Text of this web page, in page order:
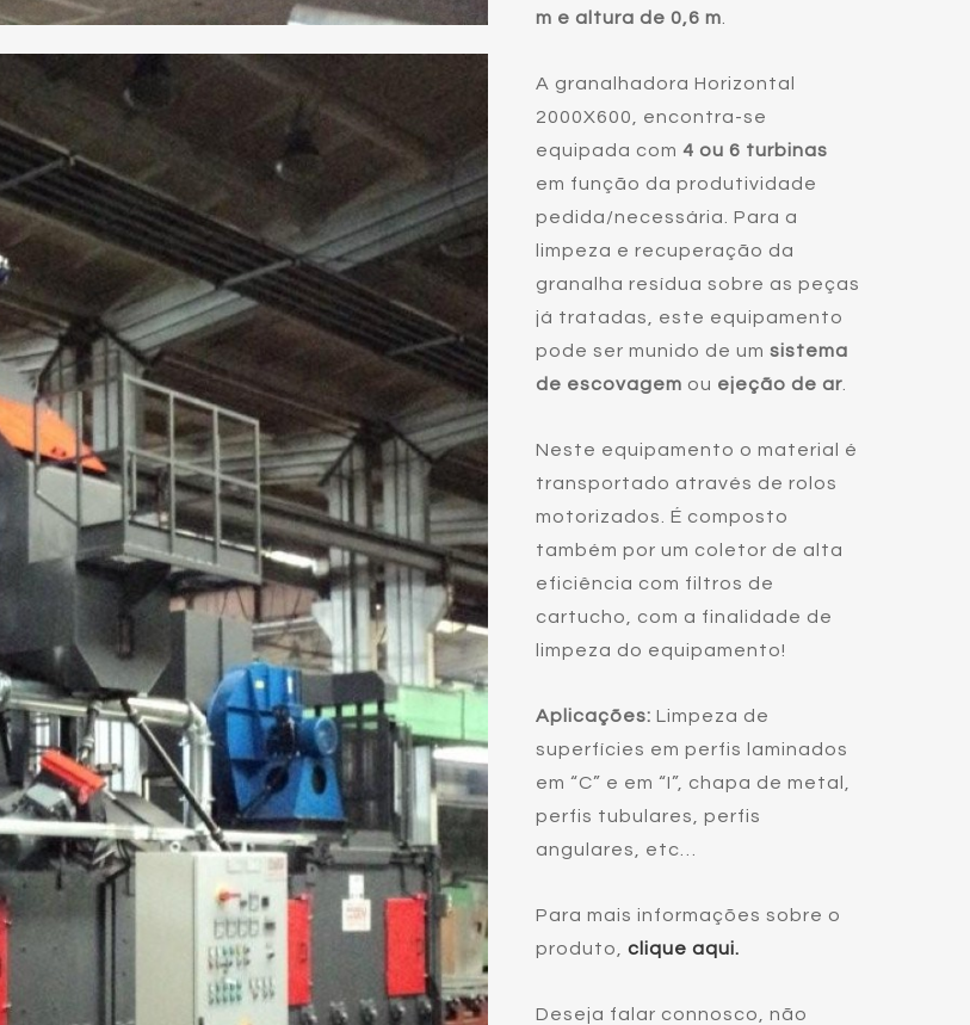
m e altura de 0,6 m
A granalhadora Horizontal
2000X600, encontra-se
equipada com4 ou 6 turbinas
em função da produtividade
pedida/necessária. Para a
limpeza e recuperação da
granalha resídua sobre as peças
já tratadas, este equipamento
pode ser munido de umsistema
de escovagem ou ejeção de ar
Neste equipamento o material é
transportado através de rolos
motorizados. É composto
também por um coletor de alta
eficiência com filtros de
cartucho, com a finalidade de
limpeza do equipamento!
Aplicações: Limpeza de
superfícies em perfis laminados
em “C” e em “I”, chapa de metal,
perfis tubulares, perfis
angulares, etc…
Para mais informações sobre o
produto,clique aqui.
Deseja falar connosco, não